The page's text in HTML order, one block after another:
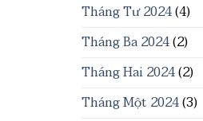
Tháng Tư 2024(4)
Tháng Ba 2024(2)
Tháng Hai 2024(2)
Tháng Một 2024(3)